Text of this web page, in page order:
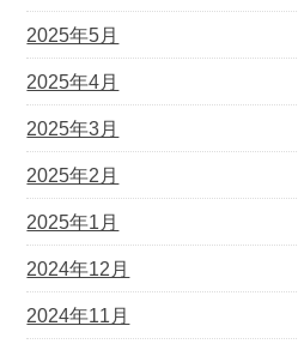
2025年5月
2025年4月
2025年3月
2025年2月
2025年1月
2024年12月
2024年11月